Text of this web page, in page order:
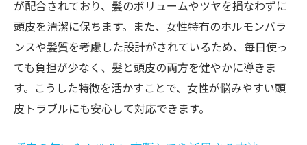
が配合されており、髪のボリュームやツヤを損なわずに
頭皮を清潔に保ちます。また、女性特有のホルモンバラ
ンスや髪質を考慮した設計がされているため、毎日使っ
ても負担が少なく、髪と頭皮の両方を健やかに導きま
す。こうした特徴を活かすことで、女性が悩みやすい頭
皮トラブルにも安心して対応できます。